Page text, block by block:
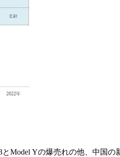
Model Yの爆売れの他、中国の